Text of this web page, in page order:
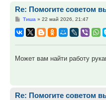
Re: Помогите советом
Сообщение
Тиша » 22 май 2026, 21:47
Может вам найти работу
Re: Помогите советом